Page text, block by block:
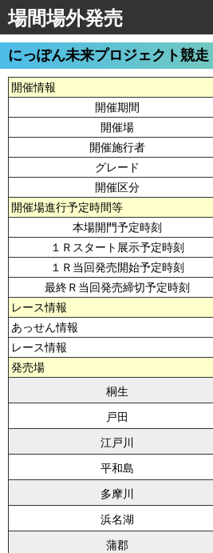
場間場外発売
にっぽん未来プロジェクト競
開催情報
開催期間
開催場
開催施行者
グレード
開催区分
開催場進行予定時間等
本場開門予定時刻
１Ｒスタート展示予定時刻
１Ｒ当回発売開始予定時刻
最終Ｒ当回発売締切予定時刻
レース情報
あっせん情報
レース情報
発売場
桐生
戸田
江戸川
平和島
多摩川
浜名湖
蒲郡